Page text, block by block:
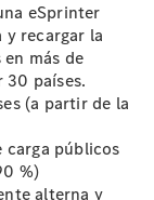
eSprinter
recargar la
más de
países.
(a partir de la
carga públicos
%)
alterna y